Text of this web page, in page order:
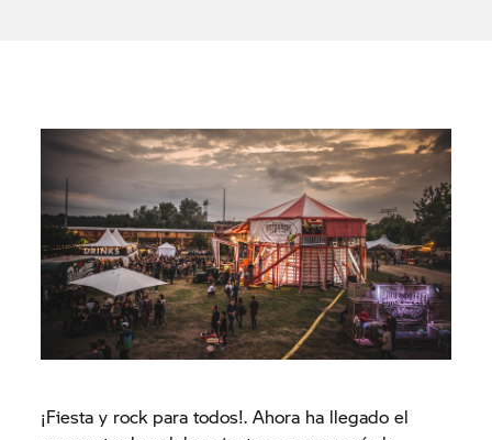
¡Fiesta y rock para todos!. Ahora ha llegado el